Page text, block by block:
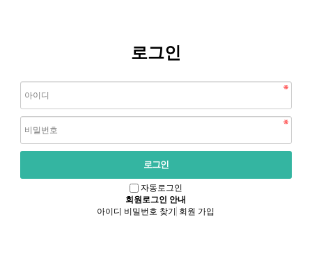
로그인
자동로그인
회원로그인 안내
아이디 비밀번호 찾기
회원 가입